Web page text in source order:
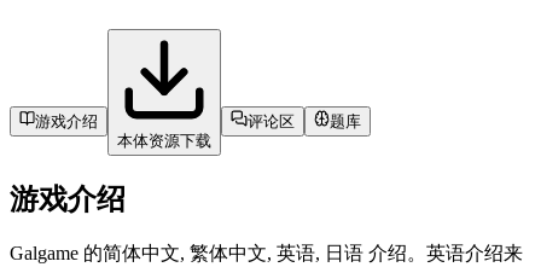
游戏介绍
本体资源下载
评论区 题库
游戏介绍
Galgame 的简体中文, 繁体中文, 英语, 日语 介绍。英语介绍来